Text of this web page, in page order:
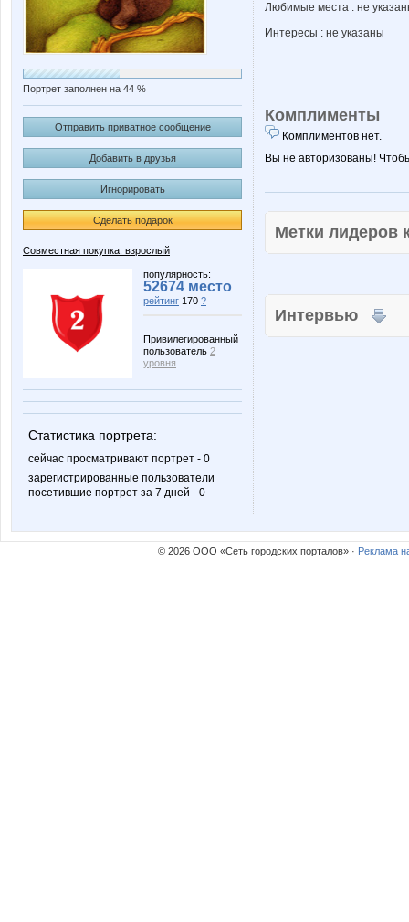
Портрет заполнен на 44 %
Отправить приватное сообщение
Добавить в друзья
Игнорировать
Сделать подарок
Совместная покупка: взрослый
популярность:
52674 место
рейтинг 170 ?
Привилегированный
пользователь 2
уровня
Статистика портрета:
сейчас просматривают портрет - 0
зарегистрированные пользователи
посетившие портрет за 7 дней - 0
Любимые места : не
Интересы : не указаны
Комплименты
Комплиментов нет.
Вы не авторизованы!
Метки
Интервью
© 2026 ООО «Сеть городских порталов» · Реклама